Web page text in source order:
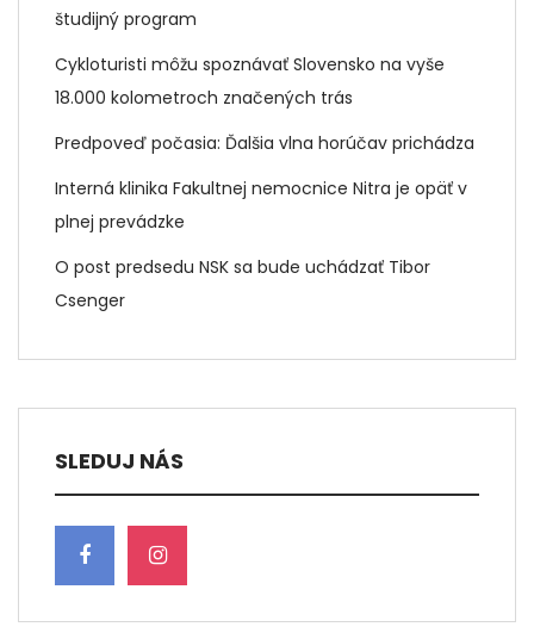
študijný program
Cykloturisti môžu spoznávať Slovensko na vyše
18.000 kolometroch značených trás
Predpoveď počasia: Ďalšia vlna horúčav prichádza
Interná klinika Fakultnej nemocnice Nitra je opäť v
plnej prevádzke
O post predsedu NSK sa bude uchádzať Tibor
Csenger
SLEDUJ NÁS